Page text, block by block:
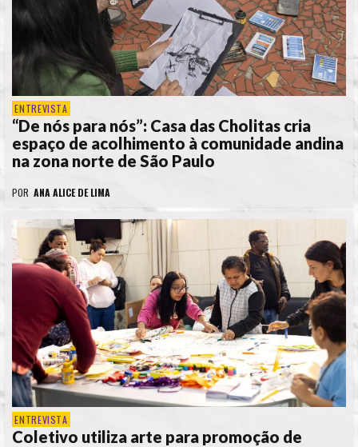
ENTREVISTA
“De nós para nós”: Casa das Cholitas cria
espaço de acolhimento à comunidade andina
na zona norte de São Paulo
POR ANA ALICE DE LIMA
ENTREVISTA
Coletivo utiliza arte para promoção de